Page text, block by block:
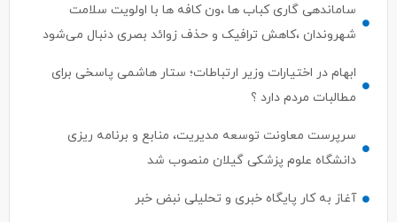
ساماندهی گاری کباب ها ،ون کافه ها با اولویت سلامت
شهروندان ،کاهش ترافیک و حذف زوائد بصری دنبال می‌شود
ابهام در اختیارات وزیر ارتباطات؛ ستار هاشمی پاسخی برای
مطالبات مردم دارد ؟
سرپرست معاونت توسعه مدیریت، منابع و برنامه ریزی
دانشگاه علوم پزشکی گیلان منصوب شد
آغاز به کار پایگاه خبری و تحلیلی نبض خبر